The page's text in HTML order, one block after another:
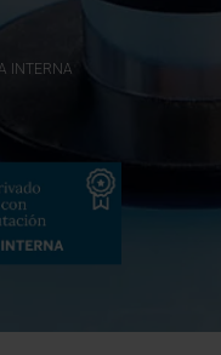
INTERNA